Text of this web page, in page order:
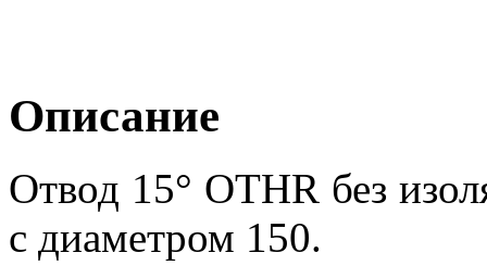
Описание
Отвод 15° OTHR без
с диаметром 150.